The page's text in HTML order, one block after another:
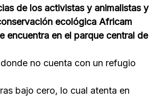
de los activistas y animalistas y
ecológica Africam
encuentra en el parque central de
no cuenta con un refugio
bajo cero, lo cual atenta en